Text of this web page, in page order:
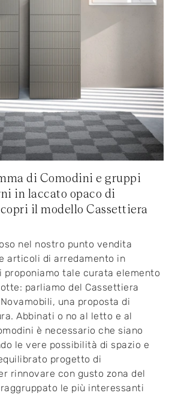
di Comodini e gruppi
in laccato opaco di
il modello Cassettiera
nel nostro punto vendita
articoli di arredamento in
proponiamo tale curata elemento
parliamo del Cassettiera
una proposta di
Abbinati o no al letto e al
è necessario che siano
le vere possibilità di spazio e
progetto di
rinnovare con gusto zona del
le più interessanti